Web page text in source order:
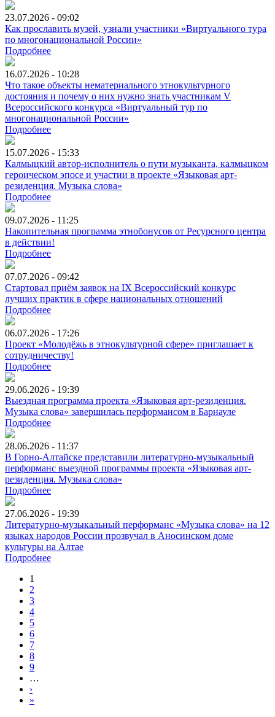
23.07.2026 - 09:02
Как прославить музей, узнали участники «Виртуального тура
по многонациональной России»
Подробнее
16.07.2026 - 10:28
Что такое объекты нематериального этнокультурного
достояния и почему о них нужно знать участникам V
Всероссийского конкурса «Виртуальный тур по
многонациональной России»
Подробнее
15.07.2026 - 15:33
Калмыцкий автор-исполнитель о пути музыканта, калмыцком
героическом эпосе и участии в проекте «Языковая арт-
резиденция. Музыка слова»
Подробнее
09.07.2026 - 11:25
Накопительная программа этнобонусов от Ресурсного центра
в действии!
Подробнее
07.07.2026 - 09:42
Стартовал приём заявок на IX Всероссийский конкурс
лучших практик в сфере национальных отношений
Подробнее
06.07.2026 - 17:26
Проект «Молодёжь в этнокультурной сфере» приглашает к
сотрудничеству!
Подробнее
29.06.2026 - 19:39
Выездная программа проекта «Языковая арт-резиденция.
Музыка слова» завершилась перформансом в Барнауле
Подробнее
28.06.2026 - 11:37
В Горно-Алтайске представили литературно-музыкальный
перформанс выездной программы проекта «Языковая арт-
резиденция. Музыка слова»
Подробнее
27.06.2026 - 19:39
Литературно-музыкальный перформанс «Музыка слова» на 12
языках народов России прозвучал в Аносинском доме
культуры на Алтае
Подробнее
1
2
3
4
5
6
7
8
9
…
›
»